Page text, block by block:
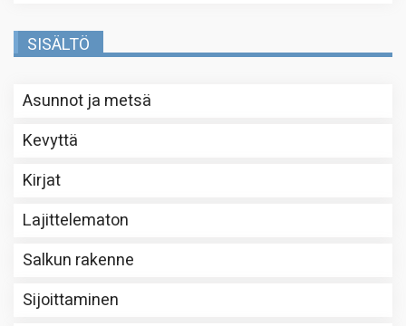
SISÄLTÖ
Asunnot ja metsä
Kevyttä
Kirjat
Lajittelematon
Salkun rakenne
Sijoittaminen